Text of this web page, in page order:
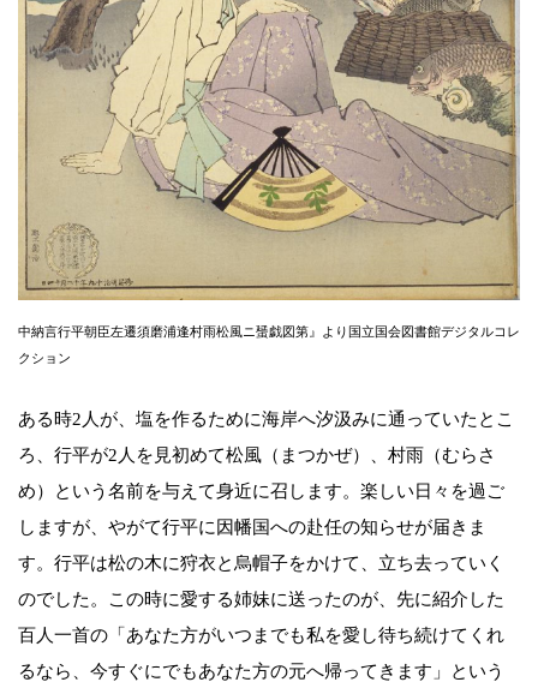
中納言行平朝臣左遷須磨浦逢村雨松風ニ蜑戯図第』より国立国会図書館デジタルコレ
クション
ある時2人が、塩を作るために海岸へ汐汲みに通っていたとこ
ろ、行平が2人を見初めて松風（まつかぜ）、村雨（むらさ
め）という名前を与えて身近に召します。楽しい日々を過ご
しますが、やがて行平に因幡国への赴任の知らせが届きま
す。行平は松の木に狩衣と烏帽子をかけて、立ち去っていく
のでした。この時に愛する姉妹に送ったのが、先に紹介した
百人一首の「あなた方がいつまでも私を愛し待ち続けてくれ
るなら、今すぐにでもあなた方の元へ帰ってきます」という